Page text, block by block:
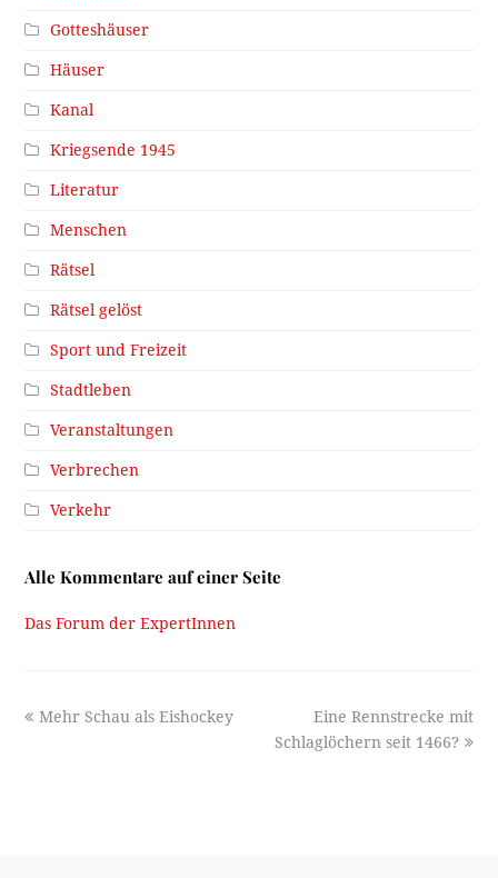
Gotteshäuser
Häuser
Kanal
Kriegsende 1945
Literatur
Menschen
Rätsel
Rätsel gelöst
Sport und Freizeit
Stadtleben
Veranstaltungen
Verbrechen
Verkehr
Alle Kommentare auf einer Seite
Das Forum der ExpertInnen
previous
Mehr Schau als Eishockey
next
post:
Eine Rennstrecke mit
Schlaglöchern seit 1466?